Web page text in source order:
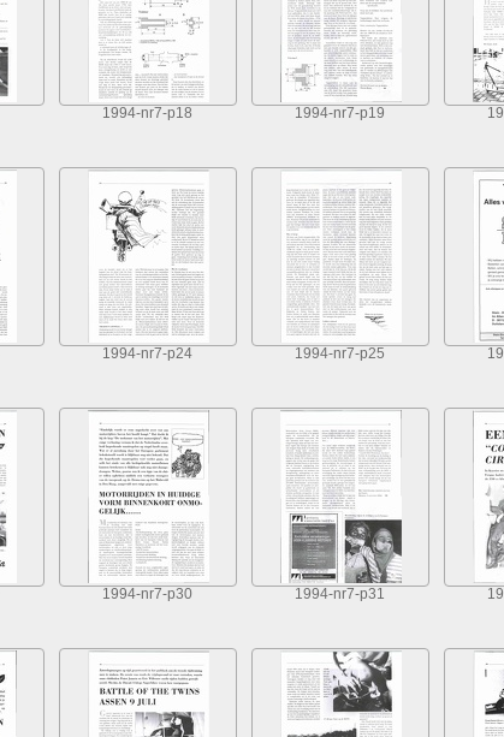
1994-nr7-p18 1994-nr7-p19
1994-nr7-p24 1994-nr7-p25
1994-nr7-p30 1994-nr7-p31